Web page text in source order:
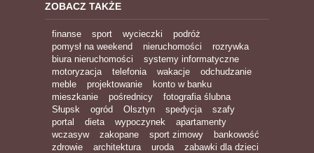
ZOBACZ TAKŻE
finanse sport wycieczki
podróż
pomysł na weekend
nieruchomości
rozrywka
biura nieruchomości
systemy informatyczne
motoryzacja
telefonia wakacje
odchudzanie
meble
projektowanie
konto w banku
mieszkanie
pośrednicy
fotografia ślubna
Słupsk
ogród Olsztyn spedycja
szafy
portal
dieta wypoczynek
apartamenty
wczasyw
zakopane sport zimowy
bankowość
zdrowie
architektura uroda zabawki dla dzieci